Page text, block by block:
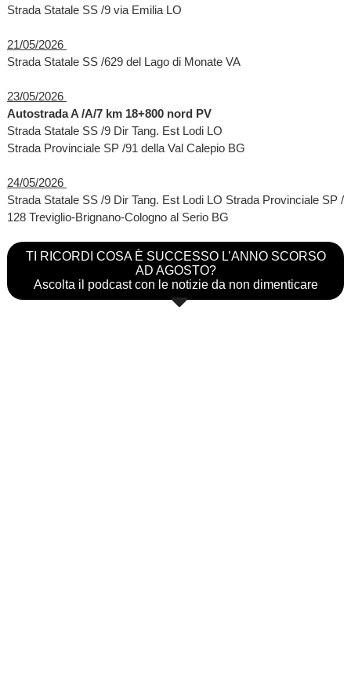
Strada Statale SS /9 via Emilia LO
21/05/2026
Strada Statale SS /629 del Lago di Monate VA
23/05/2026
Autostrada A /A/7 km 18+800 nord PV
Strada Statale SS /9 Dir Tang. Est Lodi LO
Strada Provinciale SP /91 della Val Calepio BG
24/05/2026
Strada Statale SS /9 Dir Tang. Est Lodi LO Strada Provinciale SP /
128 Treviglio-Brignano-Cologno al Serio BG
TI RICORDI COSA È SUCCESSO L’ANNO SCORSO
AD AGOSTO?
Ascolta il podcast con le notizie da non dimenticare